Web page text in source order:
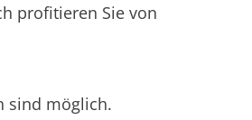
profitieren Sie von
sind möglich.